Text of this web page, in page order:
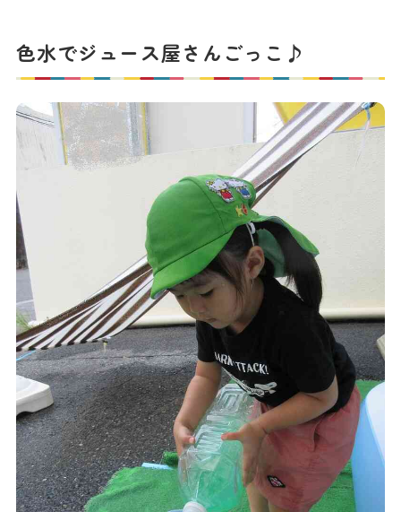
色水でジュース屋さんごっこ♪